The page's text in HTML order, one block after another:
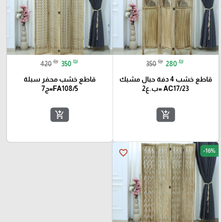
350 ₪ 280 ₪
قاطع خشب 4 دفة حبال مشبك
AC17/23 =ب.ع2
add_shopping_cart
420 ₪ 350 ₪
قاطع خشب محفر سبلة
FA108/5=ج7
add_shopping_cart
favorite_border -16%